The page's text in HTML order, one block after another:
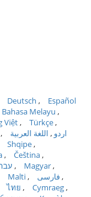
Deutsch
Español
Bahasa Melayu
Việt
Türkçe
اردو
اللغة العربية
Shqipe
Čeština
Magyar
Malti
فارسی
ไทย
Cymraeg